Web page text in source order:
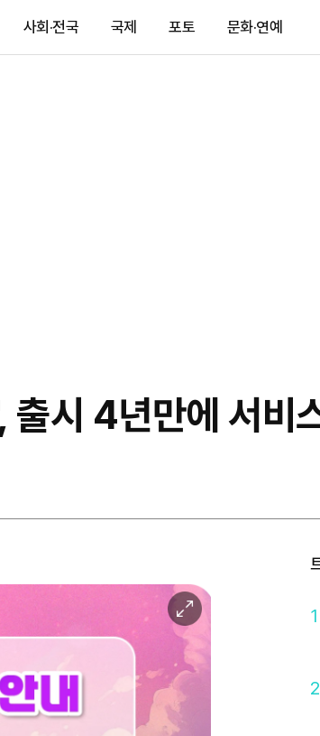
사회·전국 국제 포토 문화·연예
시 4년만에 서비
이
미
지
확
대
1
2